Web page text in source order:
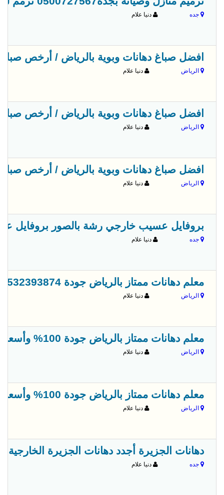
جده دنيا علام
افضل صباغ دهانات وبوية بالرياض / أرخص صباغ بالرياض
الرياض دنيا علام
افضل صباغ دهانات وبوية بالرياض / أرخص صباغ بالرياض
الرياض دنيا علام
افضل صباغ دهانات وبوية بالرياض / أرخص صباغ بالرياض
الرياض دنيا علام
بروفايل عسيب خارجي رشة بالصور بروفايل عسيب
جده دنيا علام
معلم دهانات ممتاز بالرياض جودة 0532393874
الرياض دنيا علام
معلم دهانات ممتاز بالرياض جودة 100% وأسعار وتخفيضات مميزة 0532393874
الرياض دنيا علام
معلم دهانات ممتاز بالرياض جودة 100% وأسعار وتخفيضات مميزة 0532393874
الرياض دنيا علام
دهانات الجزيرة أجدد دهانات الجزيرة الخارجية0500727567دهانات داخلية وخارجية
جده دنيا علام